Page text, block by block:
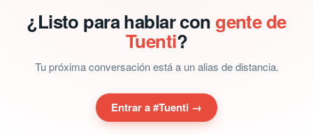
¿Listo para hablar con gente de
Tuenti?
Tu próxima conversación está a un alias de distancia.
Entrar a #Tuenti →